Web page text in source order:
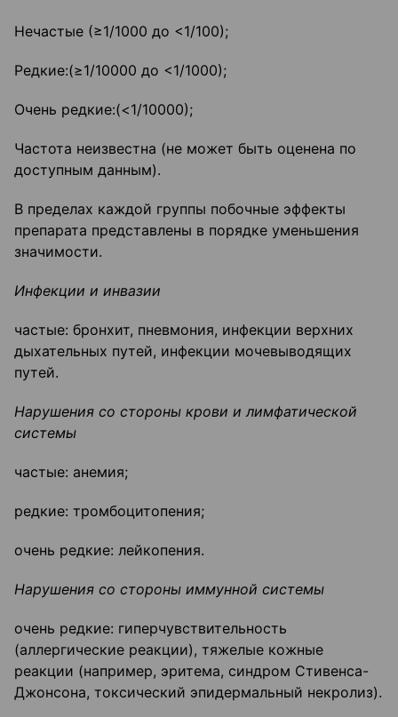
Нечастые (≥1/1000 до <1/100);
Редкие:(≥1/10000 до <1/1000);
Очень редкие:(<1/10000);
Частота неизвестна (не может быть оценена по
доступным данным).
В пределах каждой группы побочные эффекты
препарата представлены в порядке уменьшения
значимости.
Инфекции и инвазии
частые: бронхит, пневмония, инфекции верхних
дыхательных путей, инфекции мочевыводящих
путей.
Нарушения со стороны крови и лимфатической
системы
частые: анемия;
редкие: тромбоцитопения;
очень редкие: лейкопения.
Нарушения со стороны иммунной системы
очень редкие: гиперчувствительность
(аллергические реакции), тяжелые кожные
реакции (например, эритема, синдром Стивенса-
Джонсона, токсический эпидермальный некролиз).